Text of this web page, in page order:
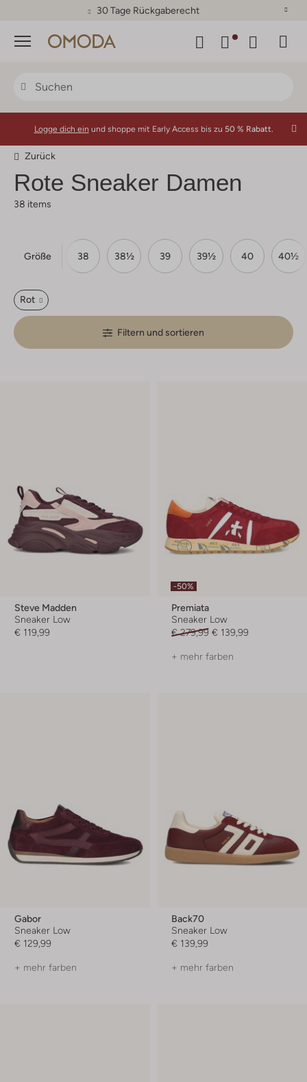
30 Tage Rückgaberecht
Menü
Logge dich ein und shoppe mit Early Access bis zu 50 % Rabatt.
Zurück
Rote Sneaker Damen
38 items
Größe
37½ 38 38½ 39 39½ 40 40½
Rot
Filtern und sortieren
Steve Madden
Sneaker Low
€ 119,99
-50%
Premiata
Sneaker Low
€ 279,99 € 139,99
+ mehr farben
Gabor
Sneaker Low
€ 129,99
+ mehr farben
Back70
Sneaker Low
€ 139,99
+ mehr farben